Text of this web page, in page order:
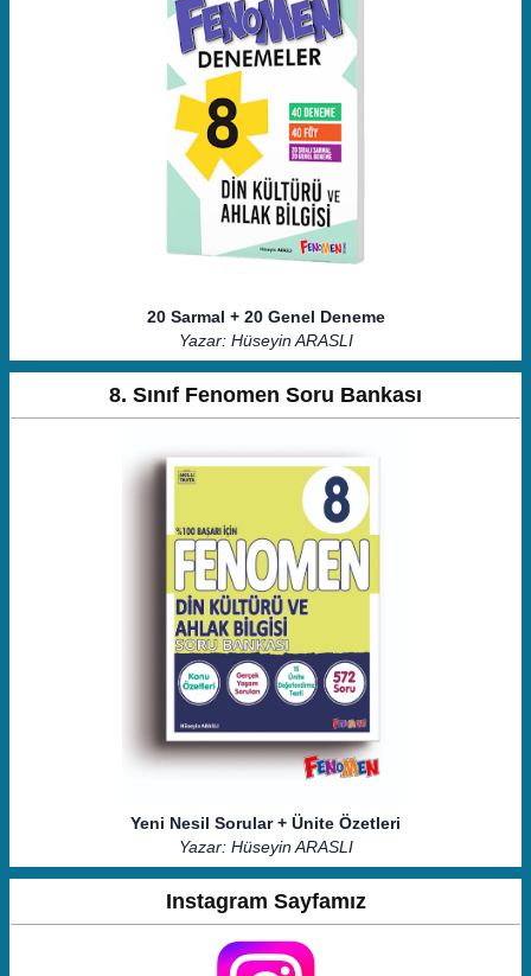
20 Sarmal + 20 Genel Deneme
Yazar: Hüseyin ARASLI
8. Sınıf Fenomen Soru Bankası
Yeni Nesil Sorular + Ünite Özetleri
Yazar: Hüseyin ARASLI
Instagram Sayfamız